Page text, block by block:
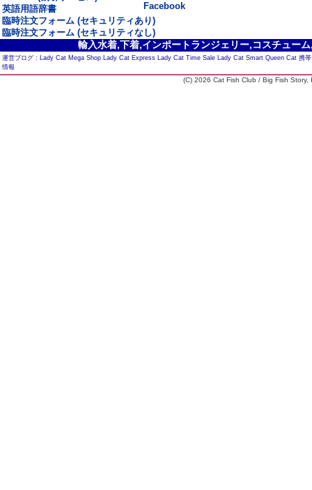
英語用語辞書
Facebook
臨時注文フォーム (セキュリティあり)
臨時注文フォーム (セキュリティなし)
輸入水着,下着,インポートランジェリー,コスチュー
運営ブログ : Lady Cat Mega Shop Lady Cat Express Lady Cat Time Sale Lady Cat Smart Queen Cat 携
情報
(C) 2026 Cat Fish Club / Big Fish Story,